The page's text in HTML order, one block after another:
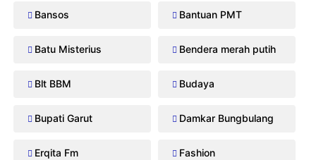
Bansos Bantuan PMT
Batu Misterius Bendera merah putih
Blt BBM Budaya
Bupati Garut Damkar Bungbulang
Erqita Fm Fashion